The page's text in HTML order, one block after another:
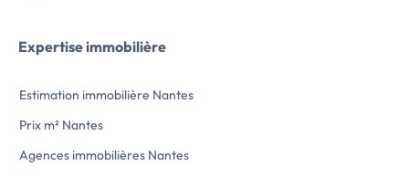
Expertise immobilière
Estimation immobilière Nantes
Prix m² Nantes
Agences immobilières Nantes